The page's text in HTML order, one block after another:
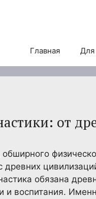
Главная Для
от
древних
обязана
и воспитания.